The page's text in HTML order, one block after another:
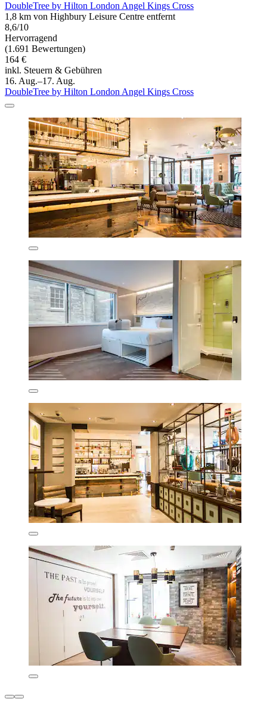
DoubleTree by Hilton London Angel Kings Cross
1,8 km von Highbury Leisure Centre entfernt
8,6/10
Hervorragend
(1.691 Bewertungen)
164 €
inkl. Steuern & Gebühren
16. Aug.–17. Aug.
DoubleTree by Hilton London Angel Kings Cross